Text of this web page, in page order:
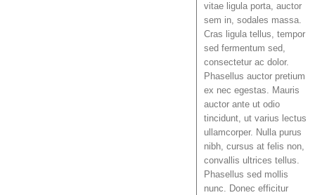
vitae ligula porta, auctor
sem in, sodales massa.
Cras ligula tellus, tempor
sed fermentum sed,
consectetur ac dolor.
Phasellus auctor pretium
ex nec egestas. Mauris
auctor ante ut odio
tincidunt, ut varius lectus
ullamcorper. Nulla purus
nibh, cursus at felis non,
convallis ultrices tellus.
Phasellus sed mollis
nunc. Donec efficitur